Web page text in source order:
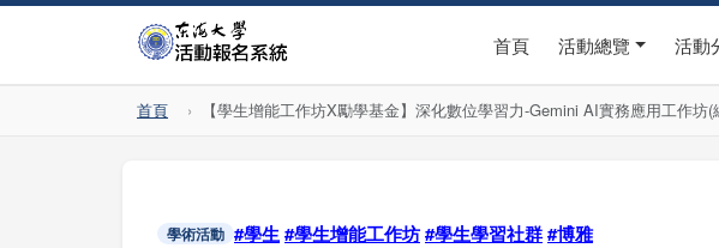
首頁 活動總覽 活動
首頁 【學生增能工作坊X勵學基金】深化數位學習力-Gemini AI實務應用工作坊(
學術活動 #學生#學生增能工作坊#學生學習社群#博雅